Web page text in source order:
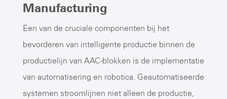
Manufacturing
Een van de cruciale componenten bij het
bevorderen van intelligente productie binnen de
productielijn van AAC-blokken is de implementatie
van automatisering en robotica. Geautomatiseerde
systemen stroomlijnen niet alleen de productie,